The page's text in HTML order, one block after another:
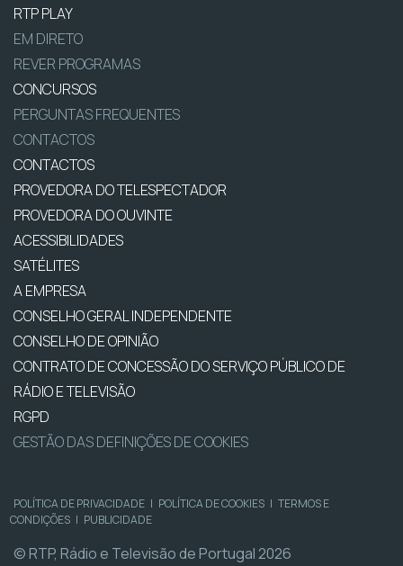
RTP PLAY
EM DIRETO
REVER PROGRAMAS
CONCURSOS
PERGUNTAS FREQUENTES
CONTACTOS
CONTACTOS
PROVEDORA DO TELESPECTADOR
PROVEDORA DO OUVINTE
ACESSIBILIDADES
SATÉLITES
A EMPRESA
CONSELHO GERAL INDEPENDENTE
CONSELHO DE OPINIÃO
CONTRATO DE CONCESSÃO DO SERVIÇO PÚBLICO DE
RÁDIO E TELEVISÃO
RGPD
GESTÃO DAS DEFINIÇÕES DE COOKIES
POLÍTICA DE PRIVACIDADE | POLÍTICA DE COOKIES | TERMOS E
CONDIÇÕES | PUBLICIDADE
© RTP, Rádio e Televisão de Portugal 2026